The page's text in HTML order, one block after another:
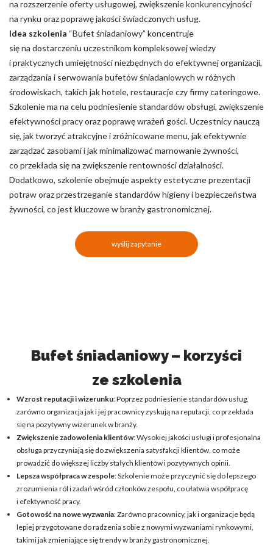
na rozszerzenie oferty usługowej, zwiększenie konkurencyjności
na rynku oraz poprawę jakości świadczonych usług.
Idea szkolenia “Bufet śniadaniowy” koncentruje
się na dostarczeniu uczestnikom kompleksowej wiedzy
i praktycznych umiejętności niezbędnych do efektywnej organizacji,
zarządzania i serwowania bufetów śniadaniowych w różnych
środowiskach, takich jak hotele, restauracje czy firmy cateringowe.
Szkolenie ma na celu podniesienie standardów obsługi, zwiększenie
efektywności pracy oraz poprawę wrażeń gości. Uczestnicy nauczą
się, jak tworzyć atrakcyjne i zróżnicowane menu, jak efektywnie
zarządzać zasobami i jak minimalizować marnowanie żywności,
co przekłada się na zwiększenie rentowności działalności.
Dodatkowo, szkolenie obejmuje aspekty estetyczne prezentacji
potraw oraz przestrzeganie standardów higieny i bezpieczeństwa
żywności, co jest kluczowe w branży gastronomicznej.
wyślij zapytanie
Bufet śniadaniowy – korzyści
ze szkolenia
Wzrost reputacji i wizerunku: Poprzez podniesienie standardów usług,
zarówno organizacja jak i jej pracownicy zyskują na reputacji, co przekłada
się na pozytywny wizerunek w branży.
Zwiększenie zadowolenia klientów: Wysokiej jakości usługi i profesjonalna
obsługa przyczyniają się do zwiększenia satysfakcji klientów, co może
prowadzić do większej liczby stałych klientów i pozytywnych opinii.
Lepsza współpraca w zespole: Szkolenie może przyczynić się do lepszego
zrozumienia ról i zadań wśród członków zespołu, co ułatwia współpracę
i efektywność pracy.
Gotowość na nowe wyzwania: Zarówno pracownicy, jak i organizacje będą
lepiej przygotowane do radzenia sobie z nowymi wyzwaniami rynkowymi,
takimi jak zmieniające się trendy w branży gastronomicznej.